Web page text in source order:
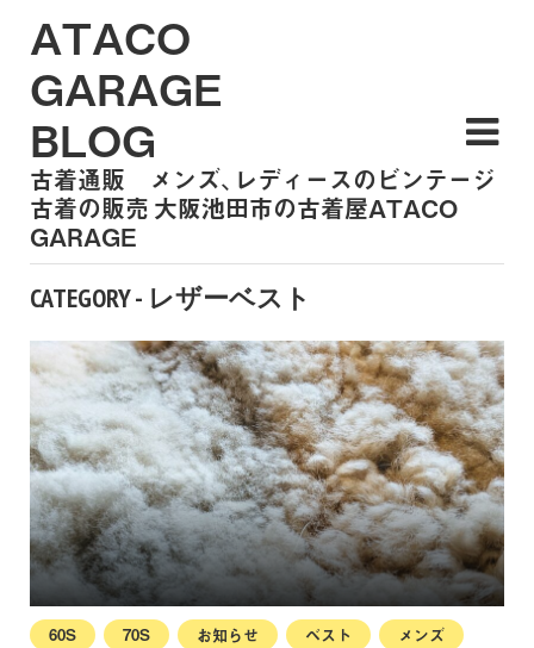
ATACO
GARAGE
BLOG
古着通販 メンズ、レディースのビンテージ
古着の販売 大阪池田市の古着屋ATACO
GARAGE
CATEGORY - レザーベスト
60S 70S お知らせ ベスト
メンズ